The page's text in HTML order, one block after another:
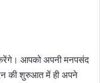
आपको अपनी मनपसंद
की शुरुआत में ही अपने